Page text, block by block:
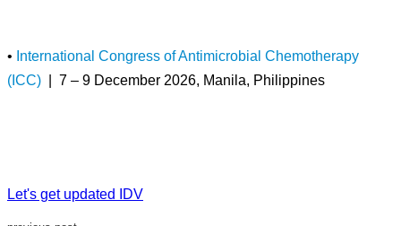
• International Congress of Antimicrobial Chemotherapy
(ICC) | 7 – 9 December 2026, Manila, Philippines
Let's get updated IDV